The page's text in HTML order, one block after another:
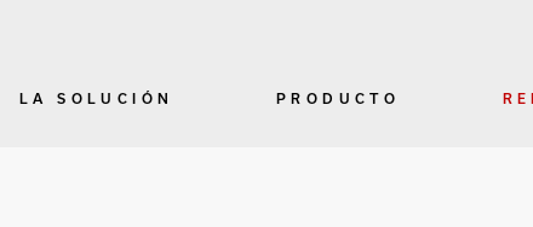
LA SOLUCIÓN PRODUCTO